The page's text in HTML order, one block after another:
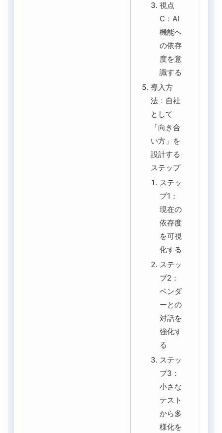
視点
C：AI
機能へ
の依存
度を意
識する
導入方
法：自社
として
「向き合
い方」を
設計する
ステップ
ステッ
プ1：
現在の
依存度
を可視
化する
ステッ
プ2：
ベンダ
ーとの
対話を
強化す
る
ステッ
プ3：
小さな
テスト
から多
様化を